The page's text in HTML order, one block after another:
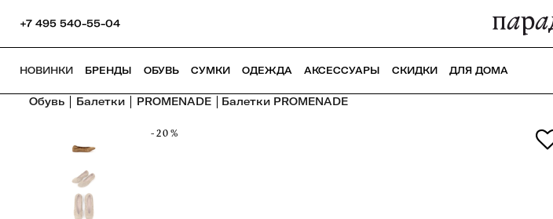
+7 495 540-55-04
НОВИНКИ БРЕНДЫ ОБУВЬ СУМКИ ОДЕЖДА АКСЕССУАРЫ СКИДКИ ДЛЯ ДОМА
Обувь Балетки PROMENADE Балетки PROMENADE
-20%